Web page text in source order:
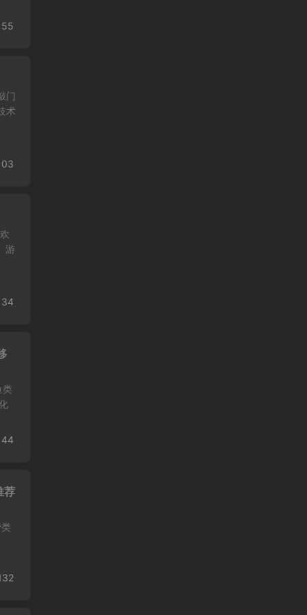
门
术
游
类
荐